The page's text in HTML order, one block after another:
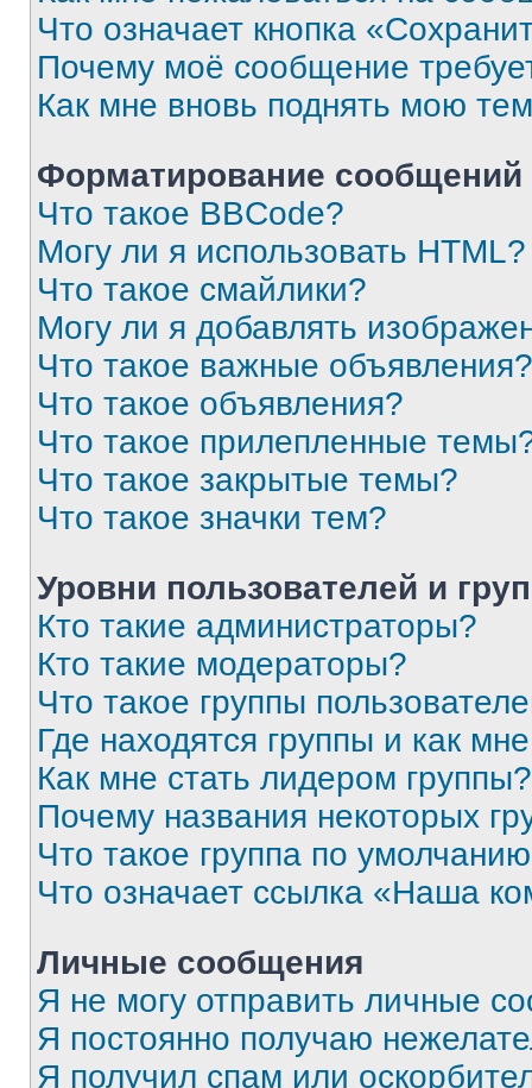
Что означает кнопка
Почему моё сообщение
Как мне вновь поднять мою
Форматирование
Что такое BBCode?
Могу ли я использовать HTML?
Что такое смайлики?
Могу ли я добавлять
Что такое важные объявления?
Что такое объявления?
Что такое прилепленные
Что такое закрытые темы?
Что такое значки тем?
Уровни пользователей и
Кто такие администраторы?
Кто такие модераторы?
Что такое группы
Где находятся группы и как
Как мне стать лидером группы?
Почему названия некоторых
Что такое группа по
Что означает ссылка «Наша
Личные сообщения
Я не могу отправить личные
Я постоянно получаю
Я получил спам или